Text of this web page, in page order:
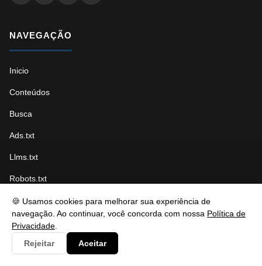
🍪 Usamos cookies para melhorar sua experiência de
navegação. Ao continuar, você concorda com nossa Política de
Privacidade
Rejeitar
Aceitar
NAVEGAÇÃO
Inicio
Conteúdos
Busca
Ads.txt
Llms.txt
Robots.txt
Sitemap Índice
Sitemap Páginas
Sitemap Conteúdo